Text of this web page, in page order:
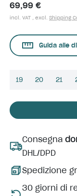
69,99 €
incl. VAT , excl. Shipping
Guida alle
19 20 21
Consegna
DHL/DPD
Spedizione
30 giorni di